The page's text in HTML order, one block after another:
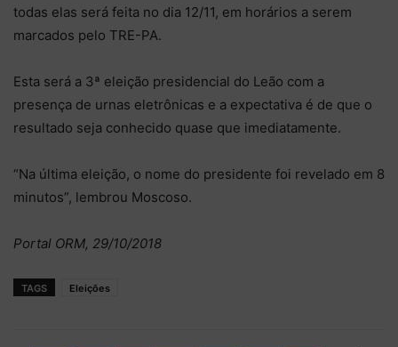
todas elas será feita no dia 12/11, em horários a serem
marcados pelo TRE-PA.
Esta será a 3ª eleição presidencial do Leão com a
presença de urnas eletrônicas e a expectativa é de que o
resultado seja conhecido quase que imediatamente.
“Na última eleição, o nome do presidente foi revelado em 8
minutos”, lembrou Moscoso.
Portal ORM, 29/10/2018
TAGS Eleições